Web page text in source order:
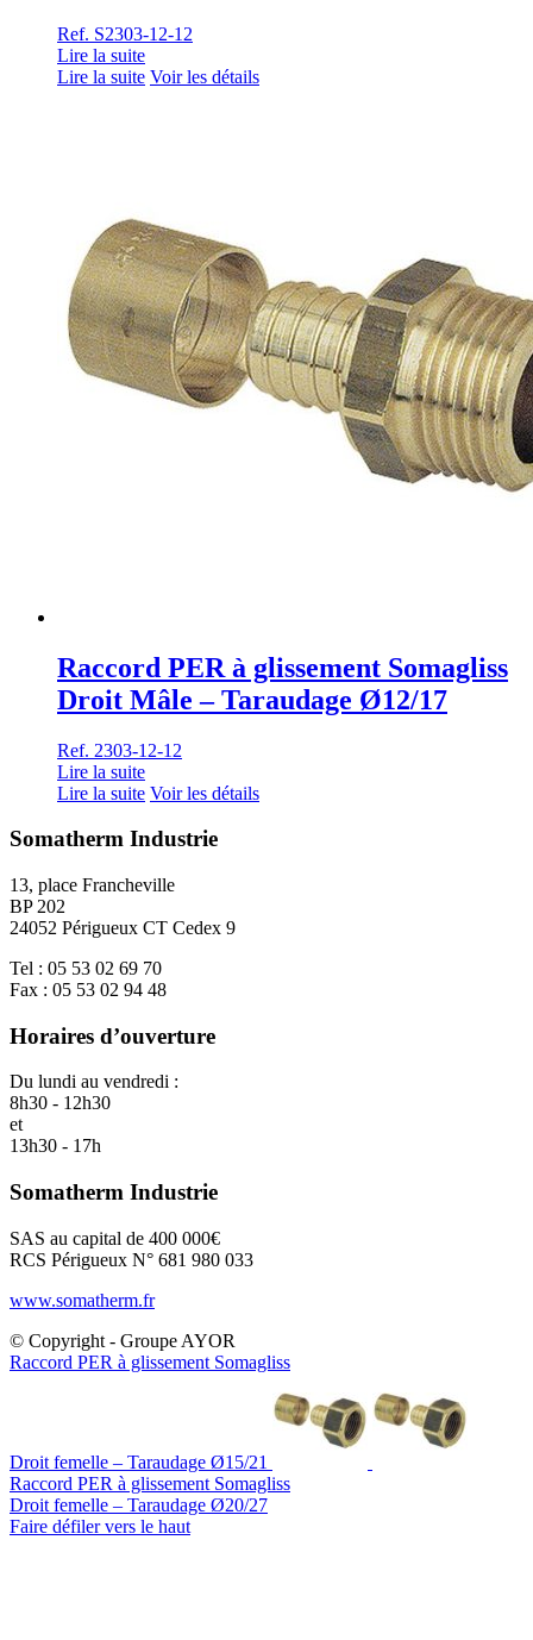
Ref. S2303-12-12
Lire la suite
Lire la suite Voir les détails
Raccord PER à glissement Somagliss
Droit Mâle – Taraudage Ø12/17
Ref. 2303-12-12
Lire la suite
Lire la suite Voir les détails
Somatherm Industrie
13, place Francheville
BP 202
24052 Périgueux CT Cedex 9
Tel : 05 53 02 69 70
Fax : 05 53 02 94 48
Horaires d’ouverture
Du lundi au vendredi :
8h30 - 12h30
et
13h30 - 17h
Somatherm Industrie
SAS au capital de 400 000€
RCS Périgueux N° 681 980 033
www.somatherm.fr
© Copyright - Groupe AYOR
Raccord PER à glissement Somagliss
Droit femelle – Taraudage Ø15/21
Raccord PER à glissement Somagliss
Droit femelle – Taraudage Ø20/27
Faire défiler vers le haut